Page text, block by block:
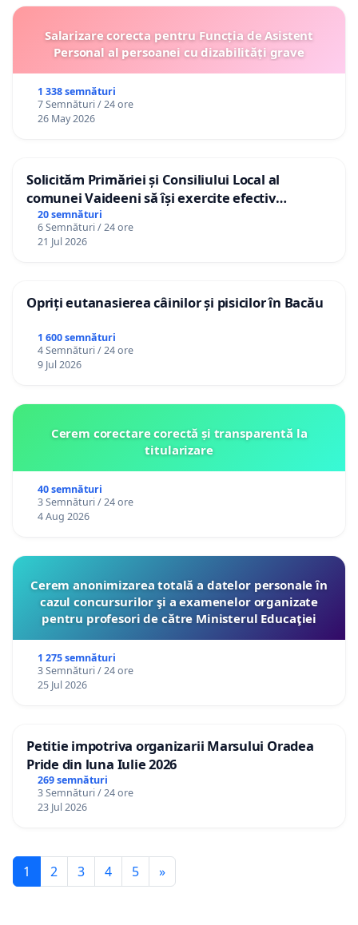
Salarizare corecta pentru Funcția de Asistent
Personal al persoanei cu dizabilități grave
1 338 semnături
7 Semnături / 24 ore
26 May 2026
Solicităm Primăriei și Consiliului Local al
comunei Vaideeni să își exercite efectiv
atribuțiile legale și să reprezinte interesele
cetățenilor în raport cu APAVIL S.A, operatorul
serviciului de apă!
20 semnături
6 Semnături / 24 ore
21 Jul 2026
Opriți eutanasierea câinilor și pisicilor în Bacău
1 600 semnături
4 Semnături / 24 ore
9 Jul 2026
Cerem corectare corectă și transparentă la
titularizare
40 semnături
3 Semnături / 24 ore
4 Aug 2026
Cerem anonimizarea totală a datelor personale în
cazul concursurilor şi a examenelor organizate
pentru profesori de către Ministerul Educaţiei
1 275 semnături
3 Semnături / 24 ore
25 Jul 2026
Petitie impotriva organizarii Marsului Oradea
Pride din luna Iulie 2026
269 semnături
3 Semnături / 24 ore
23 Jul 2026
1 2 3 4 5 »